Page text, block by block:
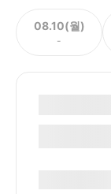
08.10(월)
-